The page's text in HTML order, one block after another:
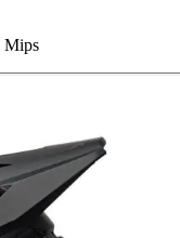
Mips